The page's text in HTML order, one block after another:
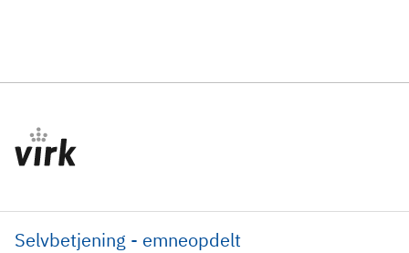
Selvbetjening - emneopdelt